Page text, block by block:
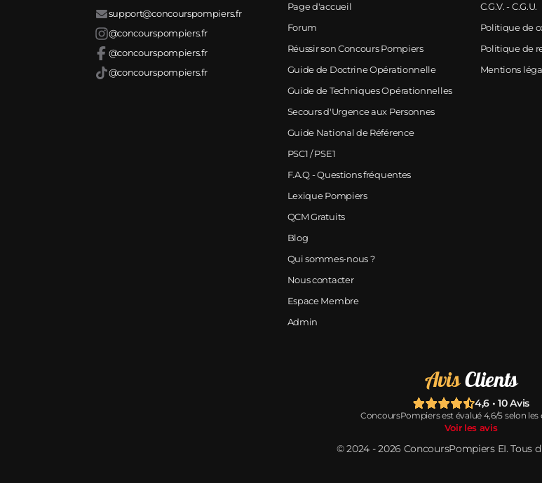
support@concourspompiers.fr
@concourspompiers.fr
@concourspompiers.fr
@concourspompiers.fr
Page d'accueil
Forum
Réussir son Concours Pompiers
Guide de Doctrine Opérationnelle
Guide de Techniques Opérationnelles
Secours d'Urgence aux Personnes
Guide National de Référence
PSC1 / PSE1
F.A.Q - Questions fréquentes
Lexique Pompiers
QCM Gratuits
Blog
Qui sommes-nous ?
Nous contacter
Espace Membre
Admin
C.G.V. - C.G.U.
Politique de
Politique de
Mentions
Avis Clients
4,6 • 10 Avis
ConcoursPompiers est évalué 4,6/5 selon les
Voir les avis
© 2024 ‑ 2026 ConcoursPompiers EI. Tous